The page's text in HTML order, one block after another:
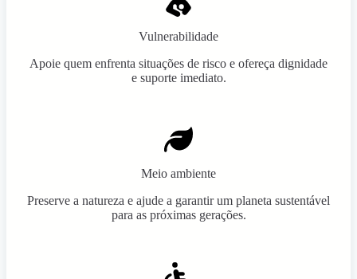
Vulnerabilidade
Apoie quem enfrenta situações de risco e ofereça dignidade
e suporte imediato.
Meio ambiente
Preserve a natureza e ajude a garantir um planeta sustentável
para as próximas gerações.